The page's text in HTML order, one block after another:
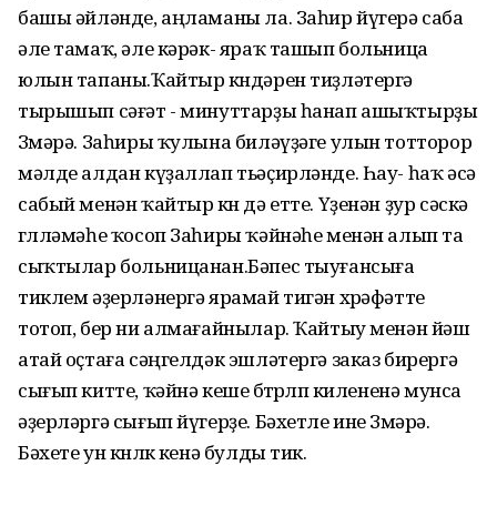
башы әйләнде, аңламаны ла. Заһир йүгерә саба
әле тамаҡ, әле кәрәк- яраҡ ташып больница
юлын тапаны.Ҡайтыр көндәрен тиҙләтергә
тырышып сәғәт - минуттарҙы һанап ашыҡтырҙы
Зөмәрә. Заһиры ҡулына биләүҙәге улын тотторор
мәлде алдан күҙаллап тьәҫирләнде. Һау- һаҡ әсә
сабый менән ҡайтыр көн дә етте. Үҙенән ҙур сәскә
гөлләмәһе ҡосоп Заһиры ҡәйнәһе менән алып та
сыҡтылар больницанан.Бәпес тыуғансыға
тиклем әҙерләнергә ярамай тигән хөрәфәтте
тотоп, бер ни алмағайнылар. Ҡайтыу менән йәш
атай оҫтаға сәңгелдәк эшләтергә заказ бирергә
сығып китте, ҡәйнә кеше бөтөрөлөп килененә мунса
әҙерләргә сығып йүгерҙе. Бәхетле ине Зөмәрә.
Бәхете ун көнлөк кенә булды тик.